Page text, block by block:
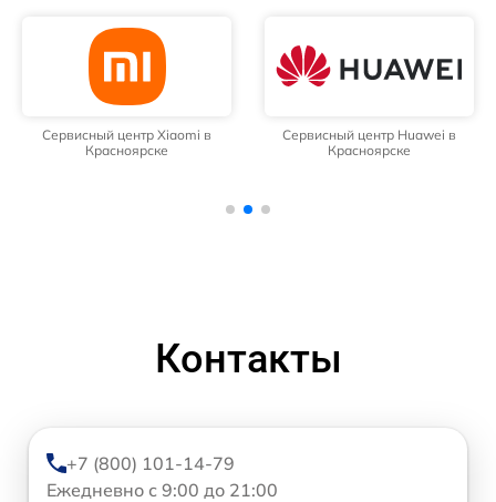
Сервисный центр Xiaomi в
Красноярске
Сервисный центр Huawei в
Красноярске
Контакты
+7 (800) 101-14-79
Ежедневно с 9:00 до 21:00